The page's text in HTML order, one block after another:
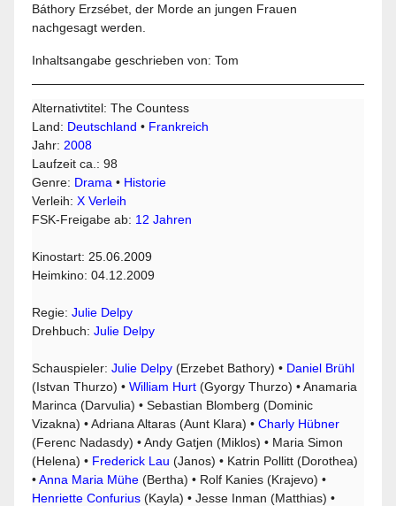
Báthory Erzsébet, der Morde an jungen Frauen
nachgesagt werden.
Inhaltsangabe geschrieben von: Tom
Alternativtitel: The Countess
Land: Deutschland • Frankreich
Jahr: 2008
Laufzeit ca.: 98
Genre: Drama • Historie
Verleih:X Verleih
FSK-Freigabe ab: 12 Jahren
Kinostart: 25.06.2009
Heimkino: 04.12.2009
Regie:Julie Delpy
Drehbuch:Julie Delpy
Schauspieler:Julie Delpy (Erzebet Bathory) • Daniel Brühl
(Istvan Thurzo) •William Hurt (Gyorgy Thurzo) • Anamaria
Marinca (Darvulia) • Sebastian Blomberg (Dominic
Vizakna) • Adriana Altaras (Aunt Klara) •Charly Hübner
(Ferenc Nadasdy) • Andy Gatjen (Miklos) • Maria Simon
(Helena) • Frederick Lau (Janos) • Katrin Pollitt (Dorothea)
•Anna Maria Mühe (Bertha) • Rolf Kanies (Krajevo) •
Henriette Confurius (Kayla) • Jesse Inman (Matthias) •